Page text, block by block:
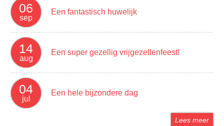
06
sep
Een fantastisch huwelijk
14
aug
Een super gezellig vrijgezellenfeest!
04
jul
Een hele bijzondere dag
Lees meer